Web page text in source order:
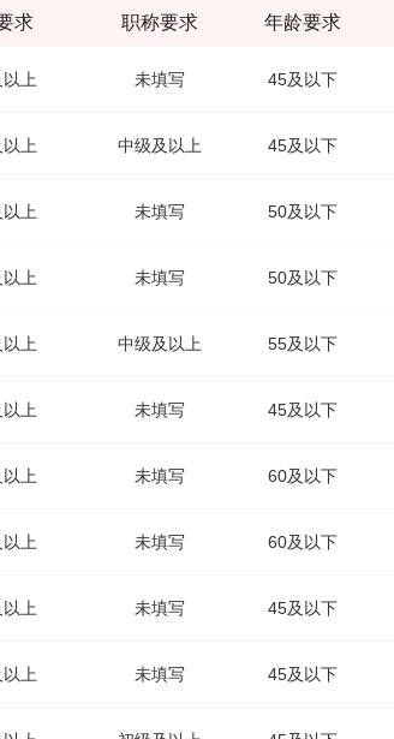
求 职称要求 年龄要求
上 未填写 45及以下
上 中级及以上 45及以下
上 未填写 50及以下
上 未填写 50及以下
上 中级及以上 55及以下
上 未填写 45及以下
上 未填写 60及以下
上 未填写 60及以下
上 未填写 45及以下
上 未填写 45及以下